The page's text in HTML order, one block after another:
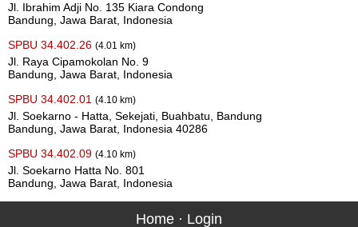
Jl. Ibrahim Adji No. 135 Kiara Condong
Bandung, Jawa Barat, Indonesia
SPBU 34.402.26 (4.01 km)
Jl. Raya Cipamokolan No. 9
Bandung, Jawa Barat, Indonesia
SPBU 34.402.01 (4.10 km)
Jl. Soekarno - Hatta, Sekejati, Buahbatu, Bandung
Bandung, Jawa Barat, Indonesia 40286
SPBU 34.402.09 (4.10 km)
Jl. Soekarno Hatta No. 801
Bandung, Jawa Barat, Indonesia
Home · Login